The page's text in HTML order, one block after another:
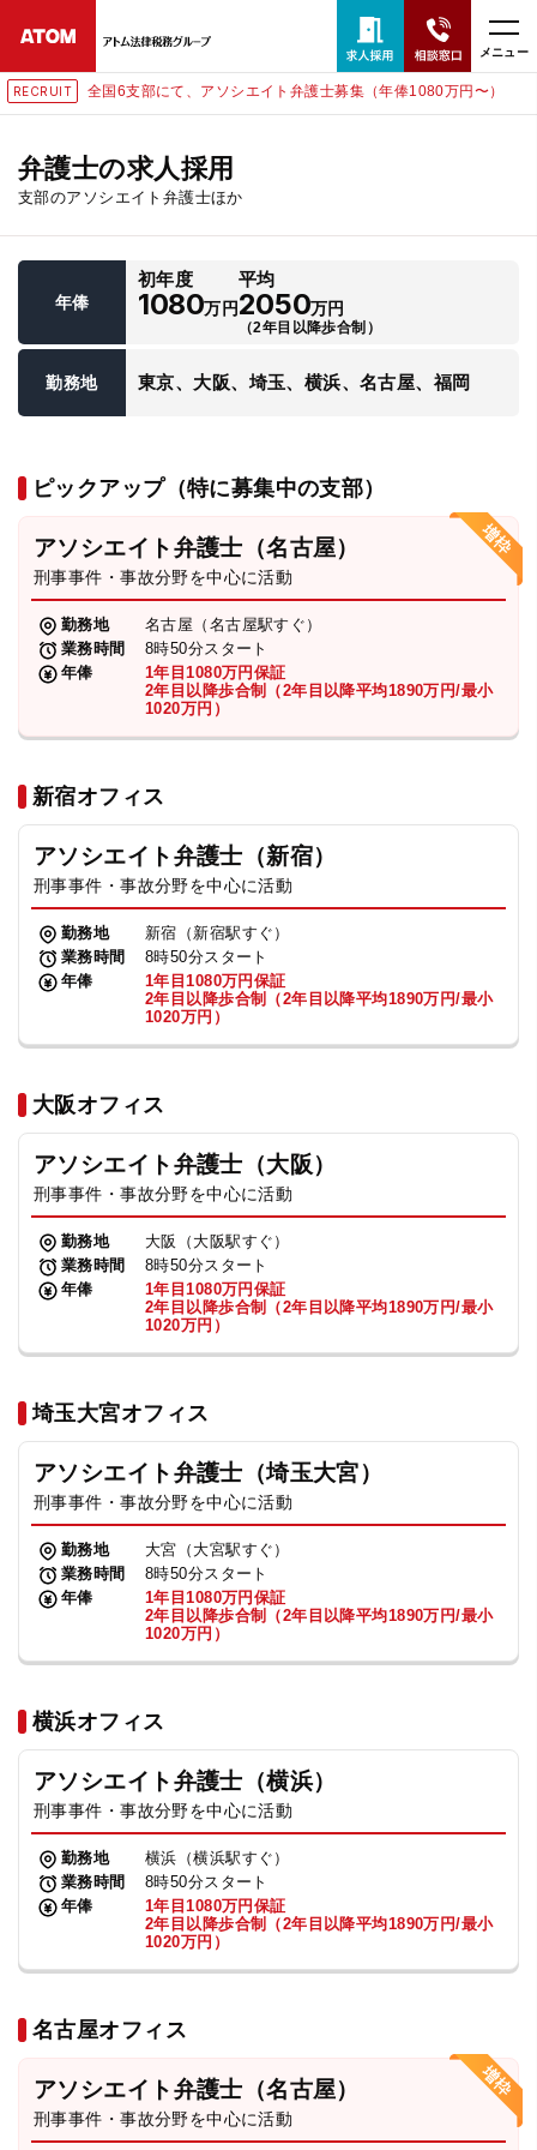
メニュー
RECRUIT 全国6支部にて、アソシエイト弁護士募集（年俸1080万円〜）
弁護士の求人採用
支部のアソシエイト弁護士ほか
年俸
初年度
1080万円
平均
2050万円
（2年目以降歩合制）
勤務地 東京、大阪、埼玉、横浜、名古屋、福岡
ピックアップ（特に募集中の支部）
アソシエイト弁護士（名古屋）
刑事事件・事故分野を中心に活動
勤務地
名古屋（名古屋駅すぐ）
業務時間
8時50分スタート
年俸
1年目1080万円保証
2年目以降歩合制（2年目以降平均1890万円/最小
1020万円）
新宿オフィス
アソシエイト弁護士（新宿）
刑事事件・事故分野を中心に活動
勤務地
新宿（新宿駅すぐ）
業務時間
8時50分スタート
年俸
1年目1080万円保証
2年目以降歩合制（2年目以降平均1890万円/最小
1020万円）
大阪オフィス
アソシエイト弁護士（大阪）
刑事事件・事故分野を中心に活動
勤務地
大阪（大阪駅すぐ）
業務時間
8時50分スタート
年俸
1年目1080万円保証
2年目以降歩合制（2年目以降平均1890万円/最小
1020万円）
埼玉大宮オフィス
アソシエイト弁護士（埼玉大宮）
刑事事件・事故分野を中心に活動
勤務地
大宮（大宮駅すぐ）
業務時間
8時50分スタート
年俸
1年目1080万円保証
2年目以降歩合制（2年目以降平均1890万円/最小
1020万円）
横浜オフィス
アソシエイト弁護士（横浜）
刑事事件・事故分野を中心に活動
勤務地
横浜（横浜駅すぐ）
業務時間
8時50分スタート
年俸
1年目1080万円保証
2年目以降歩合制（2年目以降平均1890万円/最小
1020万円）
名古屋オフィス
アソシエイト弁護士（名古屋）
刑事事件・事故分野を中心に活動
24時間365日全国対応
無料相談窓口はこちら
弁護士・税理士
費用
求人採用
お知らせ
特設サイト
相談先情報サイト
法人グループ
プライバシーポリシー 利用規約
TikTok受賞 定義集 動画集